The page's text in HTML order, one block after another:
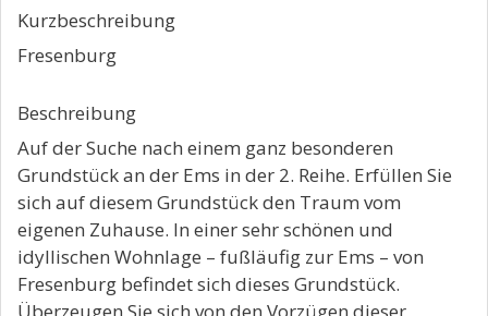
Kurzbeschreibung
Fresenburg
Beschreibung
Auf der Suche nach einem ganz besonderen
Grundstück an der Ems in der 2. Reihe. Erfüllen Sie
sich auf diesem Grundstück den Traum vom
eigenen Zuhause. In einer sehr schönen und
idyllischen Wohnlage – fußläufig zur Ems – von
Fresenburg befindet sich dieses Grundstück.
Überzeugen Sie sich von den Vorzügen dieser